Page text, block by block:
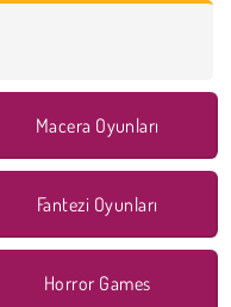
Macera Oyunları
Fantezi Oyunları
Horror Games